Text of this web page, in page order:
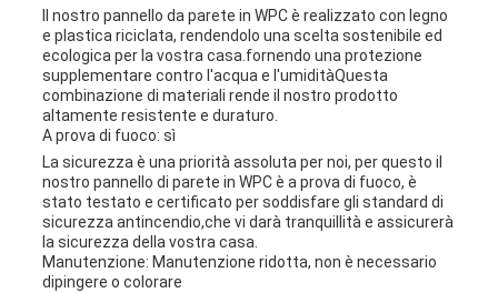
Il nostro pannello da parete in WPC è realizzato con legno
e plastica riciclata, rendendolo una scelta sostenibile ed
ecologica per la vostra casa.fornendo una protezione
supplementare contro l'acqua e l'umiditàQuesta
combinazione di materiali rende il nostro prodotto
altamente resistente e duraturo.
A prova di fuoco: sì
La sicurezza è una priorità assoluta per noi, per questo il
nostro pannello di parete in WPC è a prova di fuoco, è
stato testato e certificato per soddisfare gli standard di
sicurezza antincendio,che vi darà tranquillità e assicurerà
la sicurezza della vostra casa.
Manutenzione: Manutenzione ridotta, non è necessario
dipingere o colorare